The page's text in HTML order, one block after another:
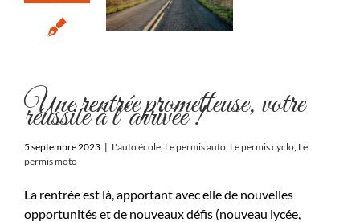
Une rentrée prometteuse, votre
réussite à l’arrivée !
5 septembre 2023 | L'auto école, Le permis auto, Le permis cyclo, Le
permis moto
La rentrée est là, apportant avec elle de nouvelles
opportunités et de nouveaux défis (nouveau lycée,